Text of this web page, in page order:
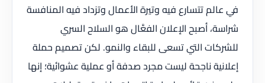
في عالم تتسارع فيه وتيرة الأعمال وتزداد فيه المنافسة
شراسة، أصبح الإعلان الفعَّال هو السلاح السري
للشركات التي تسعى للبقاء والنمو. لكن تصميم حملة
إعلانية ناجحة ليست مجرد صدفة أو عملية عشوائية؛ إنها